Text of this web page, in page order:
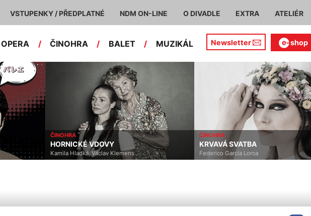
VSTUPENKY / PŘEDPLATNÉ NDM ON-LINE O DIVADLE EXTRA ATELIÉR
OPERA / ČINOHRA / BALET / MUZIKÁL Newsletter shop
Klemens
ČINOHRA
KRVAVÁ SVATBA
Federico García Lorca
ČINOHRA
MÉDEA
Eurípidés